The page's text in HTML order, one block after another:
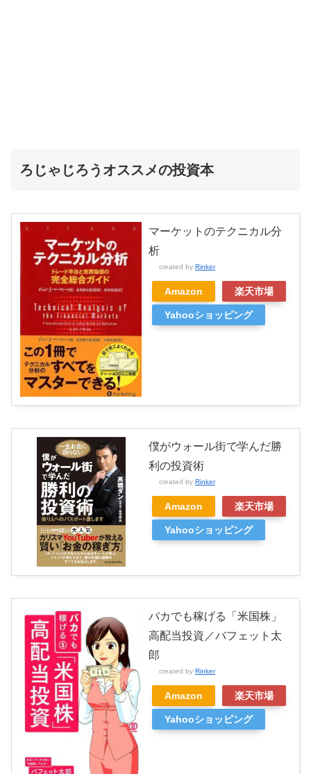
ろじゃじろうオススメの投資本
マーケットのテクニカル分
析
created by Rinker
Amazon 楽天市場
Yahooショッピング
僕がウォール街で学んだ勝
利の投資術
created by Rinker
Amazon 楽天市場
Yahooショッピング
バカでも稼げる「米国株」
高配当投資／バフェット太
郎
created by Rinker
Amazon 楽天市場
Yahooショッピング